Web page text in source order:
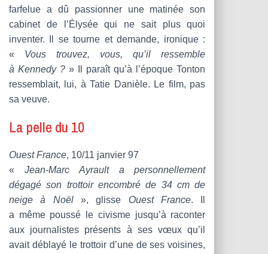
farfelue a dû passionner une matinée son
cabinet de l’Élysée qui ne sait plus quoi
inventer. Il se tourne et demande, ironique :
« Vous trouvez, vous, qu’il ressemble
à Kennedy ? » Il paraît qu’à l’époque Tonton
ressemblait, lui, à Tatie Danièle. Le film, pas
sa veuve.
La pelle du 10
Ouest France, 10/11 janvier 97
« Jean-Marc Ayrault a personnellement
dégagé son trottoir encombré de 34 cm de
neige à Noël», glisse Ouest France. Il
a même poussé le civisme jusqu’à raconter
aux journalistes présents à ses vœux qu’il
avait déblayé le trottoir d’une de ses voisines,